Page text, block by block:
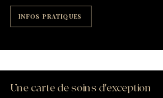
INFOS PRATIQUES
Une carte de soins d'exception